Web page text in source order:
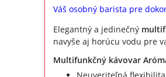
Váš osobný barista pre
Elegantný a jedinečný
navyše aj horúcu vodu pre
Multifunkčný kávovar